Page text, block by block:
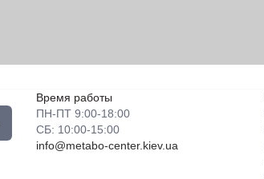
Время работы
ПН-ПТ 9:00-18:00
СБ: 10:00-15:00
info@metabo-center.kiev.ua